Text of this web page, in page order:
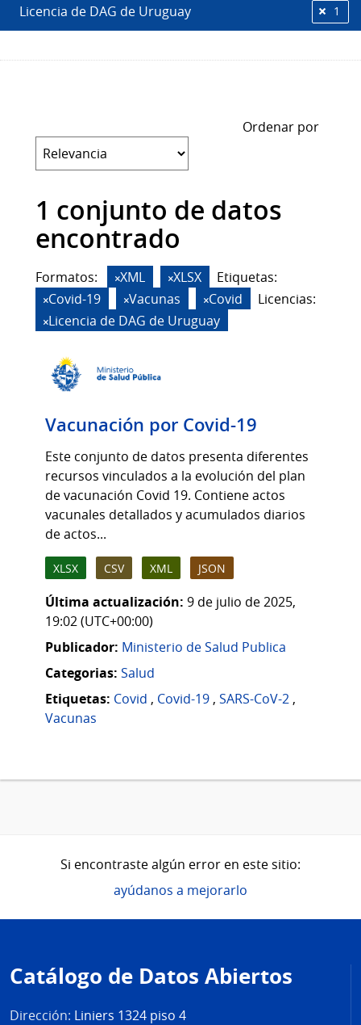
Licencia de DAG de Uruguay 1
Ordenar por
1 conjunto de datos
encontrado
Formatos: XML XLSX
Etiquetas:
Covid-19
Vacunas Covid
Licencias:
Licencia de DAG de Uruguay
Vacunación por Covid-19
Este conjunto de datos presenta diferentes
recursos vinculados a la evolución del plan
de vacunación Covid 19. Contiene actos
vacunales detallados y acumulados diarios
de actos...
XLSX CSV XML JSON
Última actualización: 9 de julio de 2025,
19:02 (UTC+00:00)
Publicador: Ministerio de Salud Publica
Categorias: Salud
Etiquetas: Covid , Covid-19 , SARS-CoV-2 ,
Vacunas
Si encontraste algún error en este sitio:
ayúdanos a mejorarlo
de
página
Catálogo de Datos Abiertos
Dirección: Liniers 1324 piso 4